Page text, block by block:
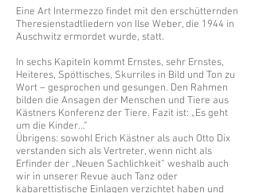
Eine Art Intermezzo findet mit den erschütternden
Theresienstadtliedern von Ilse Weber, die 1944 in
Auschwitz ermordet wurde, statt.
In sechs Kapiteln kommt Ernstes, sehr Ernstes,
Heiteres, Spöttisches, Skurriles in Bild und Ton zu
Wort – gesprochen und gesungen. Den Rahmen
bilden die Ansagen der Menschen und Tiere aus
Kästners Konferenz der Tiere. Fazit ist: „Es geht
um die Kinder…“
Übrigens: sowohl Erich Kästner als auch Otto Dix
verstanden sich als Vertreter, wenn nicht als
Erfinder der „Neuen Sachlichkeit“ weshalb auch
wir in unserer Revue auch Tanz oder
kabarettistische Einlagen verzichtet haben und